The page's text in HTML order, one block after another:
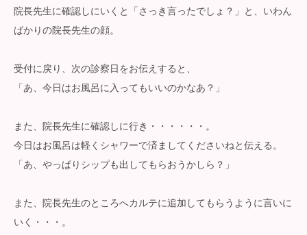
院長先生に確認しにいくと「さっき言ったでしょ？」と、いわん
ばかりの院長先生の顔。
受付に戻り、次の診察日をお伝えすると、
「あ、今日はお風呂に入ってもいいのかなあ？」
また、院長先生に確認しに行き・・・・・・。
今日はお風呂は軽くシャワーで済ましてくださいねと伝える。
「あ、やっぱりシップも出してもらおうかしら？」
また、院長先生のところへカルテに追加してもらうように言いに
いく・・・。